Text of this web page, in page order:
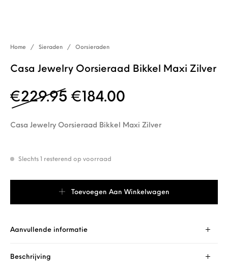
Home / Sieraden / Oorsieraden
Casa Jewelry Oorsieraad Bikkel Maxi Zilver
€229.95 Oorspronkelijke prijs
€ 184.00
Casa Jewelry Oorsieraad Bikkel Maxi Zilver
Slechts 1 resterend op voorraad
Toevoegen Aan Winkelwagen
Aanvullende informatie
Beschrijving